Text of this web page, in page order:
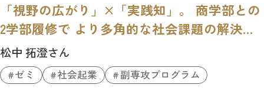
「視野の広がり」×「実践知」。 商学部との
2学部履修で より多角的な社会課題の解決
を。
松中 拓澄さん
ゼミ 社会起業 副専攻プログラム